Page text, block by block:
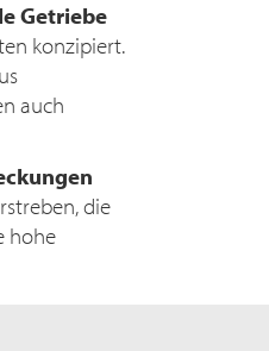
Getriebe
konzipiert.
auch
die
hohe